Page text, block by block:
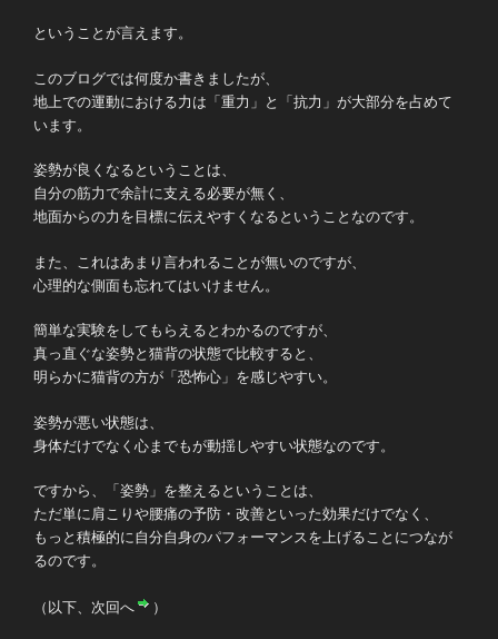
ということが言えます。
このブログでは何度か書きましたが、
地上での運動における力は「重力」と「抗力」が大部分を占めて
います。
姿勢が良くなるということは、
自分の筋力で余計に支える必要が無く、
地面からの力を目標に伝えやすくなるということなのです。
また、これはあまり言われることが無いのですが、
心理的な側面も忘れてはいけません。
簡単な実験をしてもらえるとわかるのですが、
真っ直ぐな姿勢と猫背の状態で比較すると、
明らかに猫背の方が「恐怖心」を感じやすい。
姿勢が悪い状態は、
身体だけでなく心までもが動揺しやすい状態なのです。
ですから、「姿勢」を整えるということは、
ただ単に肩こりや腰痛の予防・改善といった効果だけでなく、
もっと積極的に自分自身のパフォーマンスを上げることにつなが
るのです。
（以下、次回へ ）